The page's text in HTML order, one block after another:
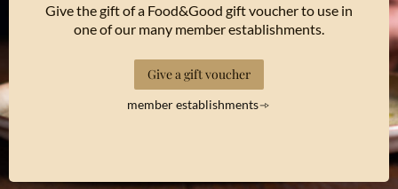
Give the gift of a Food&Good gift voucher to use in
one of our many member establishments.
Give a gift voucher
member establishments